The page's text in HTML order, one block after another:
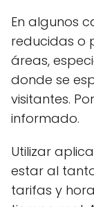
En algunos
reducidas o
áreas,
donde se
visitantes.
informado.
Utilizar
estar al
tarifas y